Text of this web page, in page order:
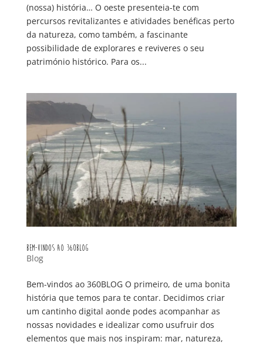
(nossa) história… O oeste presenteia-te com
percursos revitalizantes e atividades benéficas perto
da natureza, como também, a fascinante
possibilidade de explorares e reviveres o seu
património histórico. Para os...
Bem-vindos ao 360BLOG
Blog
Bem-vindos ao 360BLOG O primeiro, de uma bonita
história que temos para te contar. Decidimos criar
um cantinho digital aonde podes acompanhar as
nossas novidades e idealizar como usufruir dos
elementos que mais nos inspiram: mar, natureza,